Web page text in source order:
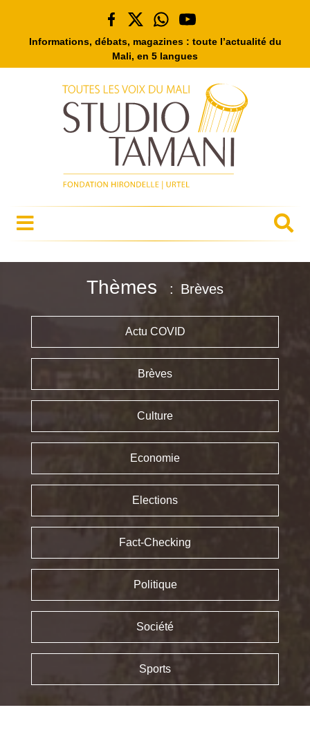
Informations, débats, magazines : toute l’actualité du
Mali, en 5 langues
Thèmes Brèves
Actu COVID
Brèves
Culture
Economie
Elections
Fact-Checking
Politique
Société
Sports